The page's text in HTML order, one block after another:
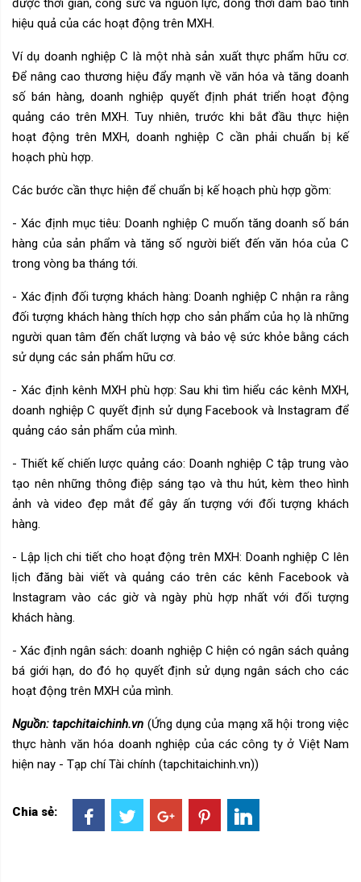
được thời gian, công sức và nguồn lực, đồng thời đảm bảo tính
hiệu quả của các hoạt động trên MXH.
Ví dụ doanh nghiệp C là một nhà sản xuất thực phẩm hữu cơ.
Để nâng cao thương hiệu đẩy mạnh về văn hóa và tăng doanh
số bán hàng, doanh nghiệp quyết định phát triển hoạt động
quảng cáo trên MXH. Tuy nhiên, trước khi bắt đầu thực hiện
hoạt động trên MXH, doanh nghiệp C cần phải chuẩn bị kế
hoạch phù hợp.
Các bước cần thực hiện để chuẩn bị kế hoạch phù hợp gồm:
- Xác định mục tiêu: Doanh nghiệp C muốn tăng doanh số bán
hàng của sản phẩm và tăng số người biết đến văn hóa của C
trong vòng ba tháng tới.
- Xác định đối tượng khách hàng: Doanh nghiệp C nhận ra rằng
đối tượng khách hàng thích hợp cho sản phẩm của họ là những
người quan tâm đến chất lượng và bảo vệ sức khỏe bằng cách
sử dụng các sản phẩm hữu cơ.
- Xác định kênh MXH phù hợp: Sau khi tìm hiểu các kênh MXH,
doanh nghiệp C quyết định sử dụng Facebook và Instagram để
quảng cáo sản phẩm của mình.
- Thiết kế chiến lược quảng cáo: Doanh nghiệp C tập trung vào
tạo nên những thông điệp sáng tạo và thu hút, kèm theo hình
ảnh và video đẹp mắt để gây ấn tượng với đối tượng khách
hàng.
- Lập lịch chi tiết cho hoạt động trên MXH: Doanh nghiệp C lên
lịch đăng bài viết và quảng cáo trên các kênh Facebook và
Instagram vào các giờ và ngày phù hợp nhất với đối tượng
khách hàng.
- Xác định ngân sách: doanh nghiệp C hiện có ngân sách quảng
bá giới hạn, do đó họ quyết định sử dụng ngân sách cho các
hoạt động trên MXH của mình.
Nguồn: tapchitaichinh.vn (Ứng dụng của mạng xã hội trong việc
thực hành văn hóa doanh nghiệp của các công ty ở Việt Nam
hiện nay - Tạp chí Tài chính (tapchitaichinh.vn))
Chia sẻ: